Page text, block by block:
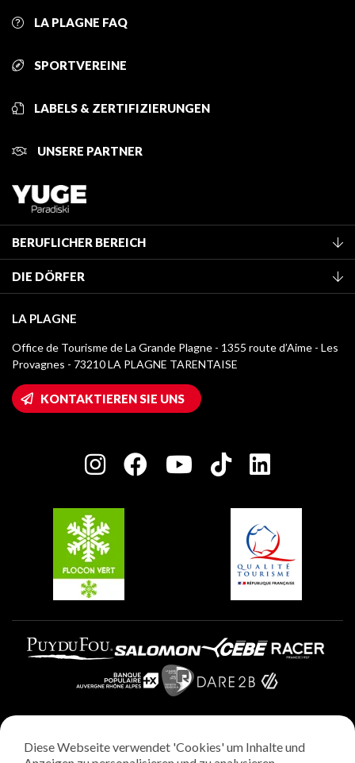
LA PLAGNE FAQ
SPORTVEREINE
LABELS & ZERTIFIZIERUNGEN
UNSERE PARTNER
BERUFLICHER BEREICH
Mitglied des Fremdenverkehrsamtes werden
Klassifizierung von Möbeln
Kurtaxe
Mediathek
Logos La Plagne
Wifi-Zugang
Haus der Eigentümer
Charta der Engagierten Akteure
DIE DÖRFER
Montchavin - Les Coches
Champagny-en-Vanoise
Plagne 1800
Plagne Villages
Plagne Aime 2000
LA PLAGNE
Office de Tourisme de La Grande Plagne - 1355 route d’Aime - Les
Provagnes - 73210 LA PLAGNE TARENTAISE
KONTAKTIEREN SIE UNS
Rechtliche Hinweise
Diese Webseite verwendet 'Cookies' um Inhalte und